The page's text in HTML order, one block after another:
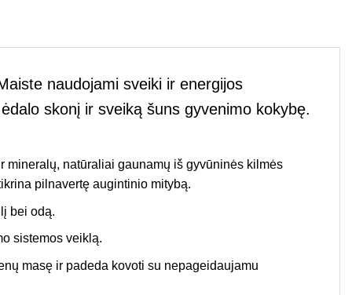
naudojami sveiki ir energijos
skonį ir sveiką šuns gyvenimo kokybę.
mineralų, natūraliai gaunamų iš gyvūninės kilmės
pilnavertę augintinio mitybą.
bei odą.
sistemos veiklą.
masę ir padeda kovoti su nepageidaujamu